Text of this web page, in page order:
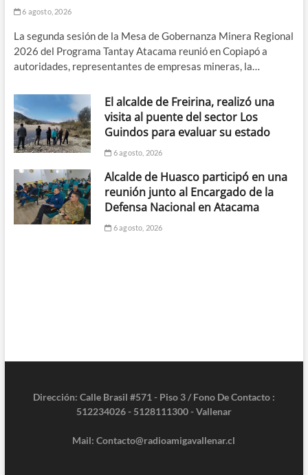
6 agosto, 2026
La segunda sesión de la Mesa de Gobernanza Minera Regional
2026 del Programa Tantay Atacama reunió en Copiapó a
autoridades, representantes de empresas mineras, la…
El alcalde de Freirina, realizó una
visita al puente del sector Los
Guindos para evaluar su estado
6 agosto, 2026
Alcalde de Huasco participó en una
reunión junto al Encargado de la
Defensa Nacional en Atacama
6 agosto, 2026
Dirección: Calle Brasil #571 - Piso 3 / Fono De Contacto :
512234026 - 5128111300 - Vallenar
Mail: Contacto@radioamigavallenar.cl